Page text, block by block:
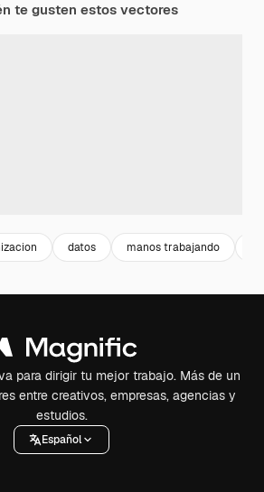
te gusten estos vectores
datos manos trabajando
para dirigir tu mejor trabajo. Más de un
entre creativos, empresas, agencias y
estudios.
Español